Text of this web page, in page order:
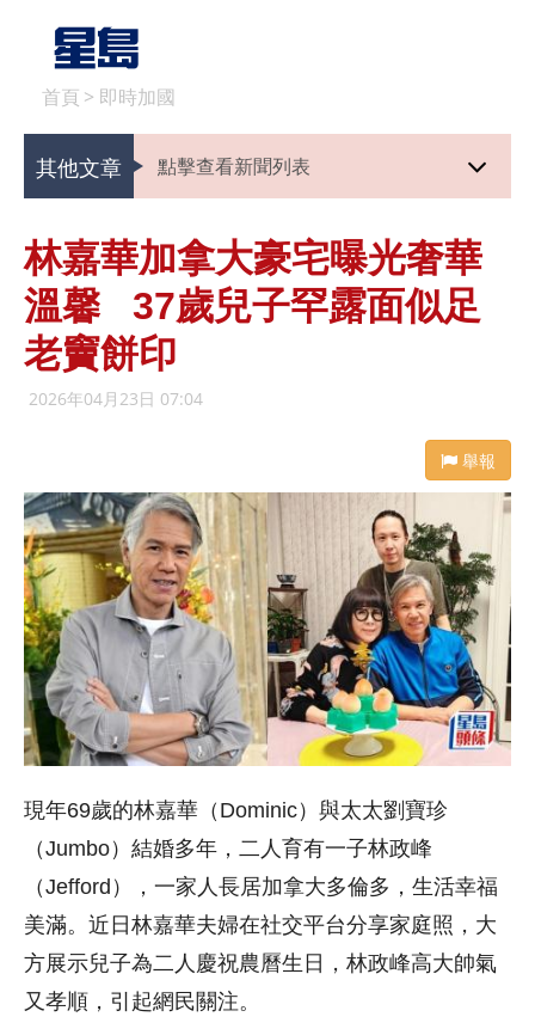
首頁 > 即時加國
其他文章 點擊查看新聞列表
林嘉華加拿大豪宅曝光奢華
溫馨 37歲兒子罕露面似足
老竇餅印
2026年04月23日 07:04
舉報
現年69歲的林嘉華（Dominic）與太太劉寶珍
（Jumbo）結婚多年，二人育有一子林政峰
（Jefford），一家人長居加拿大多倫多，生活幸福
美滿。近日林嘉華夫婦在社交平台分享家庭照，大
方展示兒子為二人慶祝農曆生日，林政峰高大帥氣
又孝順，引起網民關注。